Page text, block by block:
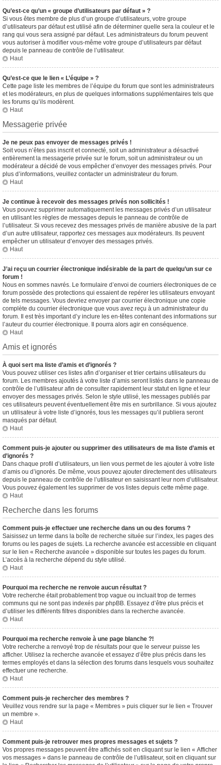
Qu’est-ce qu’un « groupe d’utilisateurs par défaut » ?
Si vous êtes membre de plus d’un groupe d’utilisateurs, votre groupe
d’utilisateurs par défaut est utilisé afin de déterminer quelle sera la couleur et le
rang qui vous sera assigné par défaut. Les administrateurs du forum peuvent
vous autoriser à modifier vous-même votre groupe d’utilisateurs par défaut
depuis le panneau de contrôle de l’utilisateur.
Haut
Qu’est-ce que le lien « L’équipe » ?
Cette page liste les membres de l’équipe du forum que sont les administrateurs
et les modérateurs, en plus de quelques informations supplémentaires tels que
les forums qu’ils modèrent.
Haut
Messagerie privée
Je ne peux pas envoyer de messages privés !
Soit vous n’êtes pas inscrit et connecté, soit un administrateur a désactivé
entièrement la messagerie privée sur le forum, soit un administrateur ou un
modérateur a décidé de vous empêcher d’envoyer des messages privés. Pour
plus d’informations, veuillez contacter un administrateur du forum.
Haut
Je continue à recevoir des messages privés non sollicités !
Vous pouvez supprimer automatiquement les messages privés d’un utilisateur
en utilisant les règles de messages depuis le panneau de contrôle de
l’utilisateur. Si vous recevez des messages privés de manière abusive de la part
d’un autre utilisateur, rapportez ces messages aux modérateurs. Ils peuvent
empêcher un utilisateur d’envoyer des messages privés.
Haut
J’ai reçu un courrier électronique indésirable de la part de quelqu’un sur ce
forum !
Nous en sommes navrés. Le formulaire d’envoi de courriers électroniques de ce
forum possède des protections qui essaient de repérer les utilisateurs envoyant
de tels messages. Vous devriez envoyer par courrier électronique une copie
complète du courrier électronique que vous avez reçu à un administrateur du
forum. Il est très important d’y inclure les en-têtes contenant des informations sur
l’auteur du courrier électronique. Il pourra alors agir en conséquence.
Haut
Amis et ignorés
À quoi sert ma liste d’amis et d’ignorés ?
Vous pouvez utiliser ces listes afin d’organiser et trier certains utilisateurs du
forum. Les membres ajoutés à votre liste d’amis seront listés dans le panneau de
contrôle de l’utilisateur afin de consulter rapidement leur statut en ligne et leur
envoyer des messages privés. Selon le style utilisé, les messages publiés par
ces utilisateurs peuvent éventuellement être mis en surbrillance. Si vous ajoutez
un utilisateur à votre liste d’ignorés, tous les messages qu’il publiera seront
masqués par défaut.
Haut
Comment puis-je ajouter ou supprimer des utilisateurs de ma liste d’amis et
d’ignorés ?
Dans chaque profil d’utilisateurs, un lien vous permet de les ajouter à votre liste
d’amis ou d’ignorés. De même, vous pouvez ajouter directement des utilisateurs
depuis le panneau de contrôle de l’utilisateur en saisissant leur nom d’utilisateur.
Vous pouvez également les supprimer de vos listes depuis cette même page.
Haut
Recherche dans les forums
Comment puis-je effectuer une recherche dans un ou des forums ?
Saisissez un terme dans la boîte de recherche située sur l’index, les pages des
forums ou les pages de sujets. La recherche avancée est accessible en cliquant
sur le lien « Recherche avancée » disponible sur toutes les pages du forum.
L’accès à la recherche dépend du style utilisé.
Haut
Pourquoi ma recherche ne renvoie aucun résultat ?
Votre recherche était probablement trop vague ou incluait trop de termes
communs qui ne sont pas indexés par phpBB. Essayez d’être plus précis et
d’utiliser les différents filtres disponibles dans la recherche avancée.
Haut
Pourquoi ma recherche renvoie à une page blanche ?!
Votre recherche a renvoyé trop de résultats pour que le serveur puisse les
afficher. Utilisez la recherche avancée et essayez d’être plus précis dans les
termes employés et dans la sélection des forums dans lesquels vous souhaitez
effectuer une recherche.
Haut
Comment puis-je rechercher des membres ?
Veuillez vous rendre sur la page « Membres » puis cliquer sur le lien « Trouver
un membre ».
Haut
Comment puis-je retrouver mes propres messages et sujets ?
Vos propres messages peuvent être affichés soit en cliquant sur le lien « Afficher
vos messages » dans le panneau de contrôle de l’utilisateur, soit en cliquant sur